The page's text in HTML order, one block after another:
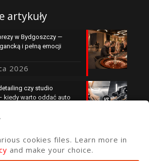
artykuły
w Bydgoszczy —
i pełną emocji
2026
czy studio
kiedy warto oddać auto
cookies files. Learn more in
and make your choice.